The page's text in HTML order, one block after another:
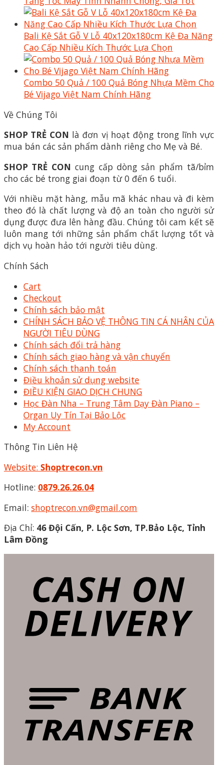
Bali Kệ Sắt Gỗ V Lỗ 40x120x180cm Kệ Đa Năng
Cao Cấp Nhiều Kích Thước Lựa Chọn
Combo 50 Quả / 100 Quả Bóng Nhựa Mềm Cho
Bé Vijago Việt Nam Chính Hãng
Về Chúng Tôi
SHOP TRẺ CON là đơn vị hoạt động trong lĩnh vực
mua bán các sản phẩm dành riêng cho Mẹ và Bé.
SHOP TRẺ CON cung cấp dòng sản phẩm tã/bỉm
cho các bé trong giai đoạn từ 0 đến 6 tuổi.
Với nhiều mặt hàng, mẫu mã khác nhau và đi kèm
theo đó là chất lượng và độ an toàn cho người sử
dụng được đưa lên hàng đầu. Chúng tôi cam kết sẽ
luôn mang tới những sản phẩm chất lượng tốt và
dịch vụ hoàn hảo tới người tiêu dùng.
Chính Sách
Cart
Checkout
Chính sách bảo mật
CHÍNH SÁCH BẢO VỆ THÔNG TIN CÁ NHÂN CỦA
NGƯỜI TIÊU DÙNG
Chính sách đổi trả hàng
Chính sách giao hàng và vận chuyển
Chính sách thanh toán
Điều khoản sử dụng website
ĐIỀU KIỆN GIAO DỊCH CHUNG
Học Đàn Nha – Trung Tâm Dạy Đàn Piano –
Organ Uy Tín Tại Bảo Lộc
My Account
Thông Tin Liên Hệ
Website: Shoptrecon.vn
Hotline: 0879.26.26.04
Email: shoptrecon.vn@gmail.com
Địa Chỉ: 46 Đội Cấn, P. Lộc Sơn, TP.Bảo Lộc, Tỉnh
Lâm Đồng